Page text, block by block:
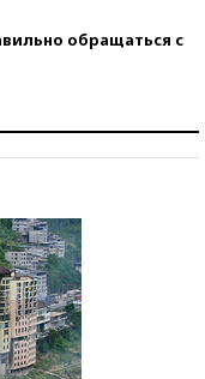
обращаться с